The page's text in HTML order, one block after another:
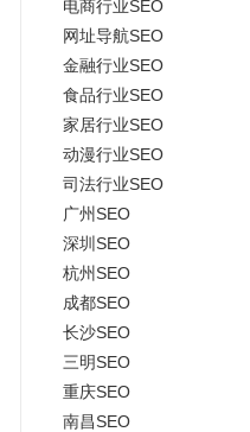
电商行业SEO
网址导航SEO
金融行业SEO
食品行业SEO
家居行业SEO
动漫行业SEO
司法行业SEO
广州SEO
深圳SEO
杭州SEO
成都SEO
长沙SEO
三明SEO
重庆SEO
南昌SEO